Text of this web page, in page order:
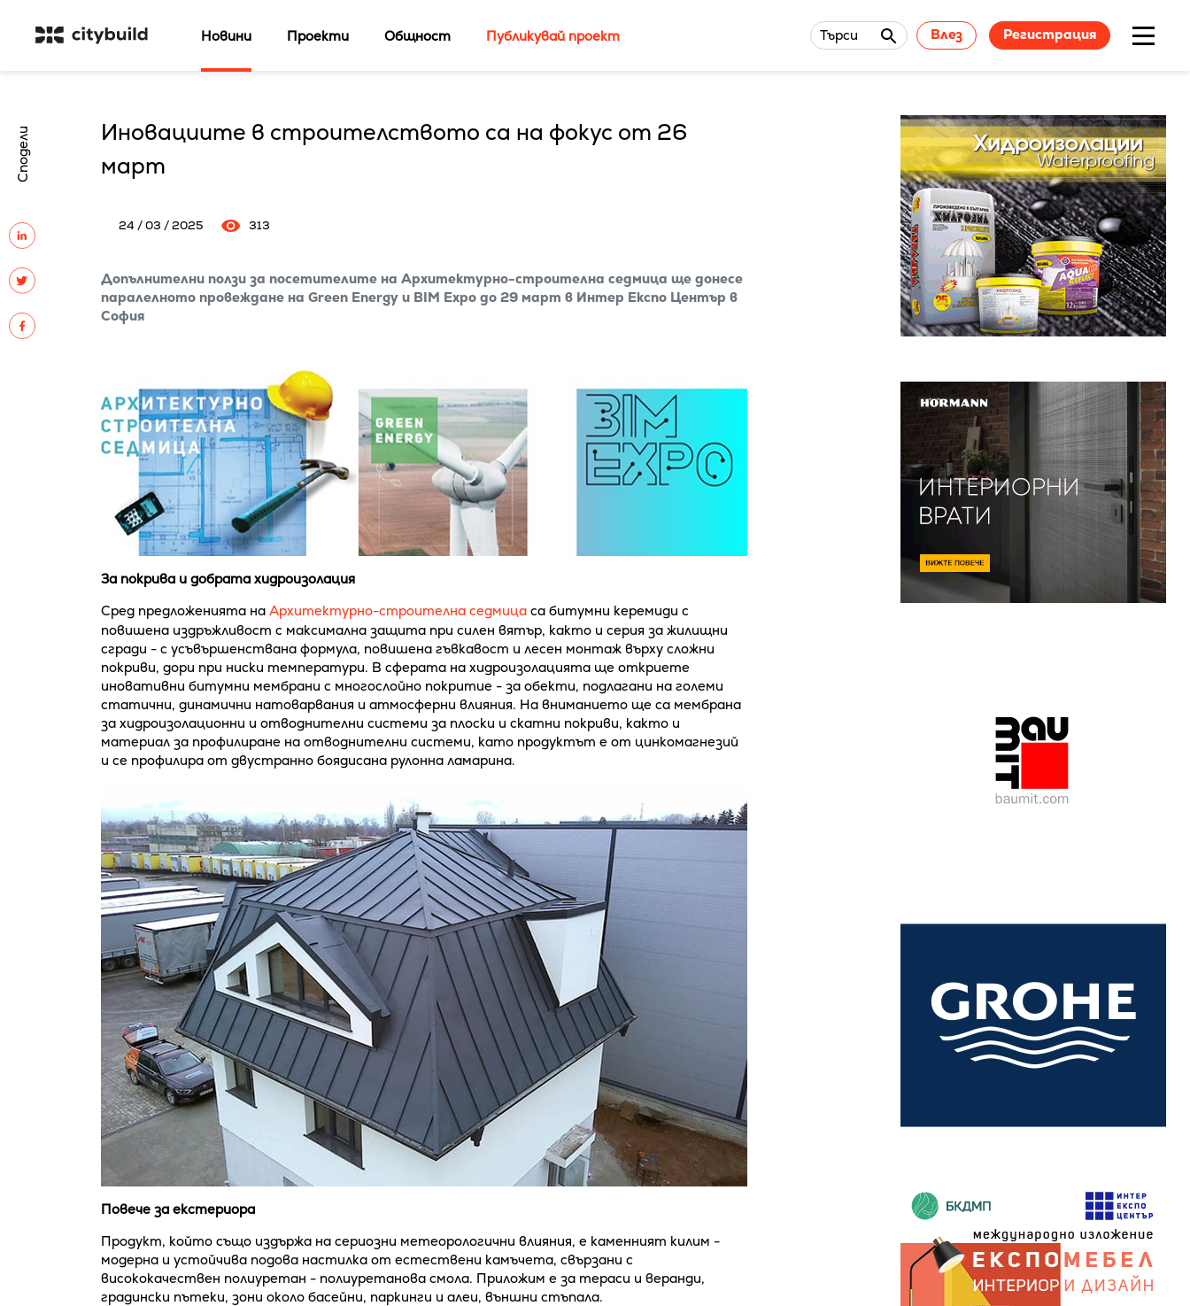
Новини Проекти Общност Публикувай проект Търси Влез Регистрация
Сподели
Иновациите в строителството са на фокус от 26
март
24 / 03 / 2025 313
Допълнителни ползи за посетителите на Архитектурно-строителна седмица ще донесе
паралелното провеждане на Green Energy и BIM Expo до 29 март в Интер Експо Център в
София
За покрива и добрата хидроизолация
Сред предложенията на Архитектурно-строителна седмицаса битумни керемиди с
повишена издръжливост с максимална защита при силен вятър, както и серия за жилищни
сгради - с усъвършенствана формула, повишена гъвкавост и лесен монтаж върху сложни
покриви, дори при ниски температури. В сферата на хидроизолацията ще откриете
иновативни битумни мембрани с многослойно покритие - за обекти, подлагани на големи
статични, динамични натоварвания и атмосферни влияния. На вниманието ще са мембрана
за хидроизолационни и отводнителни системи за плоски и скатни покриви, както и
материал за профилиране на отводнителни системи, като продуктът е от цинкомагнезий
и се профилира от двустранно боядисана рулонна ламарина.
Повече за екстериора
Продукт, който също издържа на сериозни метеорологични влияния, е каменният килим -
модерна и устойчива подова настилка от естествени камъчета, свързани с
висококачествен полиуретан - полиуретанова смола. Приложим е за тераси и веранди,
градински пътеки, зони около басейни, паркинги и алеи, външни стъпала.